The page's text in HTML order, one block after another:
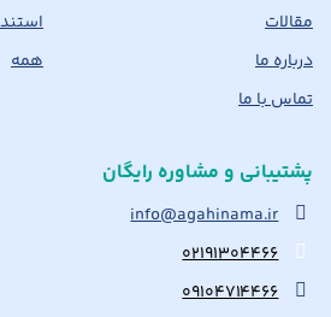
مقالات
درباره ما
تماس با ما
استند
همه
پشتیبانی و مشاوره رایگان
info@agahinama.ir
۰۲۱۹۱۳۰۴۴۶۶
۰۹۱۰۴۷۱۴۴۶۶